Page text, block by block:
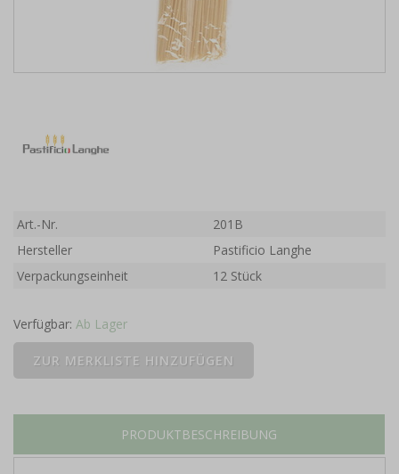
Art.-Nr.
201B
Hersteller
Pastificio Langhe
Verpackungseinheit
12 Stück
Verfügbar: Ab Lager
PRODUKTBESCHREIBUNG